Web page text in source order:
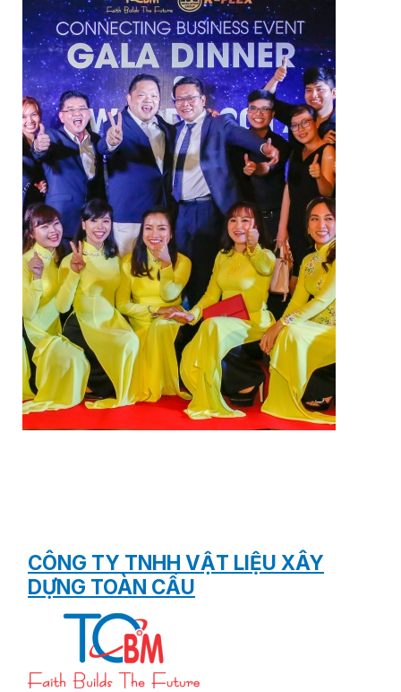
CÔNG TY TNHH VẬT LIỆU XÂY
DỰNG TOÀN CẦU